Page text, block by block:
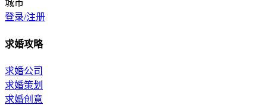
城市
登录/注册
求婚攻略
求婚公司
求婚策划
求婚创意